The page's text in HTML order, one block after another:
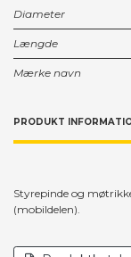
Diameter
Længde
Mærke navn
PRODUKT
Styrepinde og
(mobildelen).